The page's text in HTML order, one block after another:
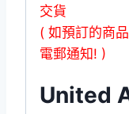
交貨
( 如預訂的商
電郵通知! )
United